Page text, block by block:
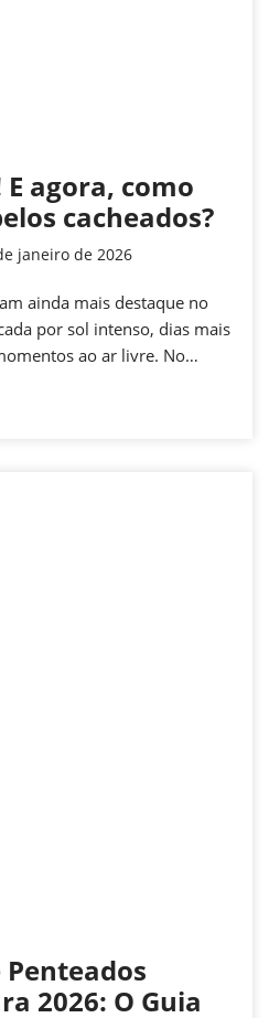
agora, como
cacheados?
janeiro de 2026
ainda mais destaque no
por sol intenso, dias mais
ao ar livre. No…
2026: O Guia